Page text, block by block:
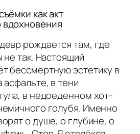
как акт
рождается там, где
не так. Настоящий
бессмертную эстетику в
асфальте, в тени
в недоеденном хот-
голубя. Именно
о душе, о глубине, о